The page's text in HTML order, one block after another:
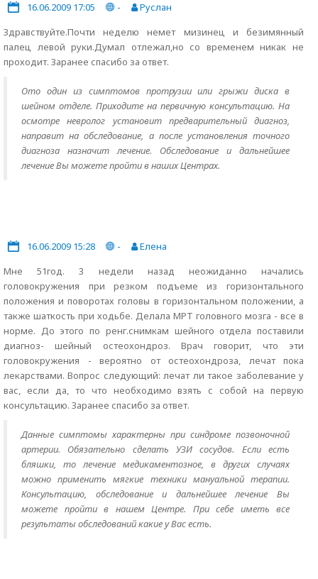
16.06.2009 17:05 -
Руслан
Здравствуйте.Почти неделю немет мизинец и безимянный
палец левой руки.Думал отлежал,но со временем никак не
проходит. Заранее спасибо за ответ.
Ото один из симптомов протрузии или грыжи диска в
шейном отделе. Приходите на первичную консультацию. На
осмотре невролог установит предварительный диагноз,
направит на обследование, а после установления точного
диагноза назначит лечение. Обследование и дальнейшее
лечение Вы можете пройти в наших Центрах.
16.06.2009 15:28 -
Елена
Мне 51год. 3 недели назад неожиданно начались
головокружения при резком подъеме из горизонтального
положения и поворотах головы в горизонтальном положении, а
также шаткость при ходьбе. Делала МРТ головного мозга - все в
норме. До этого по ренг.снимкам шейного отдела поставили
диагноз- шейный остеохондроз. Врач говорит, что эти
головокружения - вероятно от остеохондроза, лечат пока
лекарствами. Вопрос следующий: лечат ли такое заболевание у
вас, если да, то что необходимо взять с собой на первую
консультацию. Заранее спасибо за ответ.
Данные симптомы характерны при синдроме позвоночной
артерии. Обязательно сделать УЗИ сосудов. Если есть
бляшки, то лечение медикаментозное, в других случаях
можно применить мягкие техники мануальной терапии.
Консультацию, обследование и дальнейшее лечение Вы
можете пройти в нашем Центре. При себе иметь все
результаты обследований какие у Вас есть.